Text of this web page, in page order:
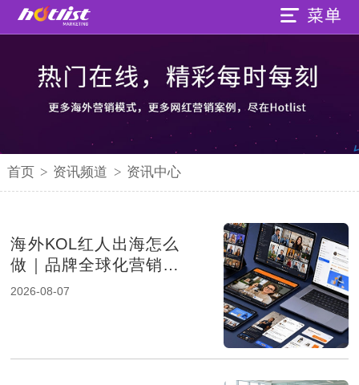
首页 > 资讯频道 > 资讯中心
海外KOL红人出海怎么
做｜品牌全球化营销的
新增长路径
2026-08-07